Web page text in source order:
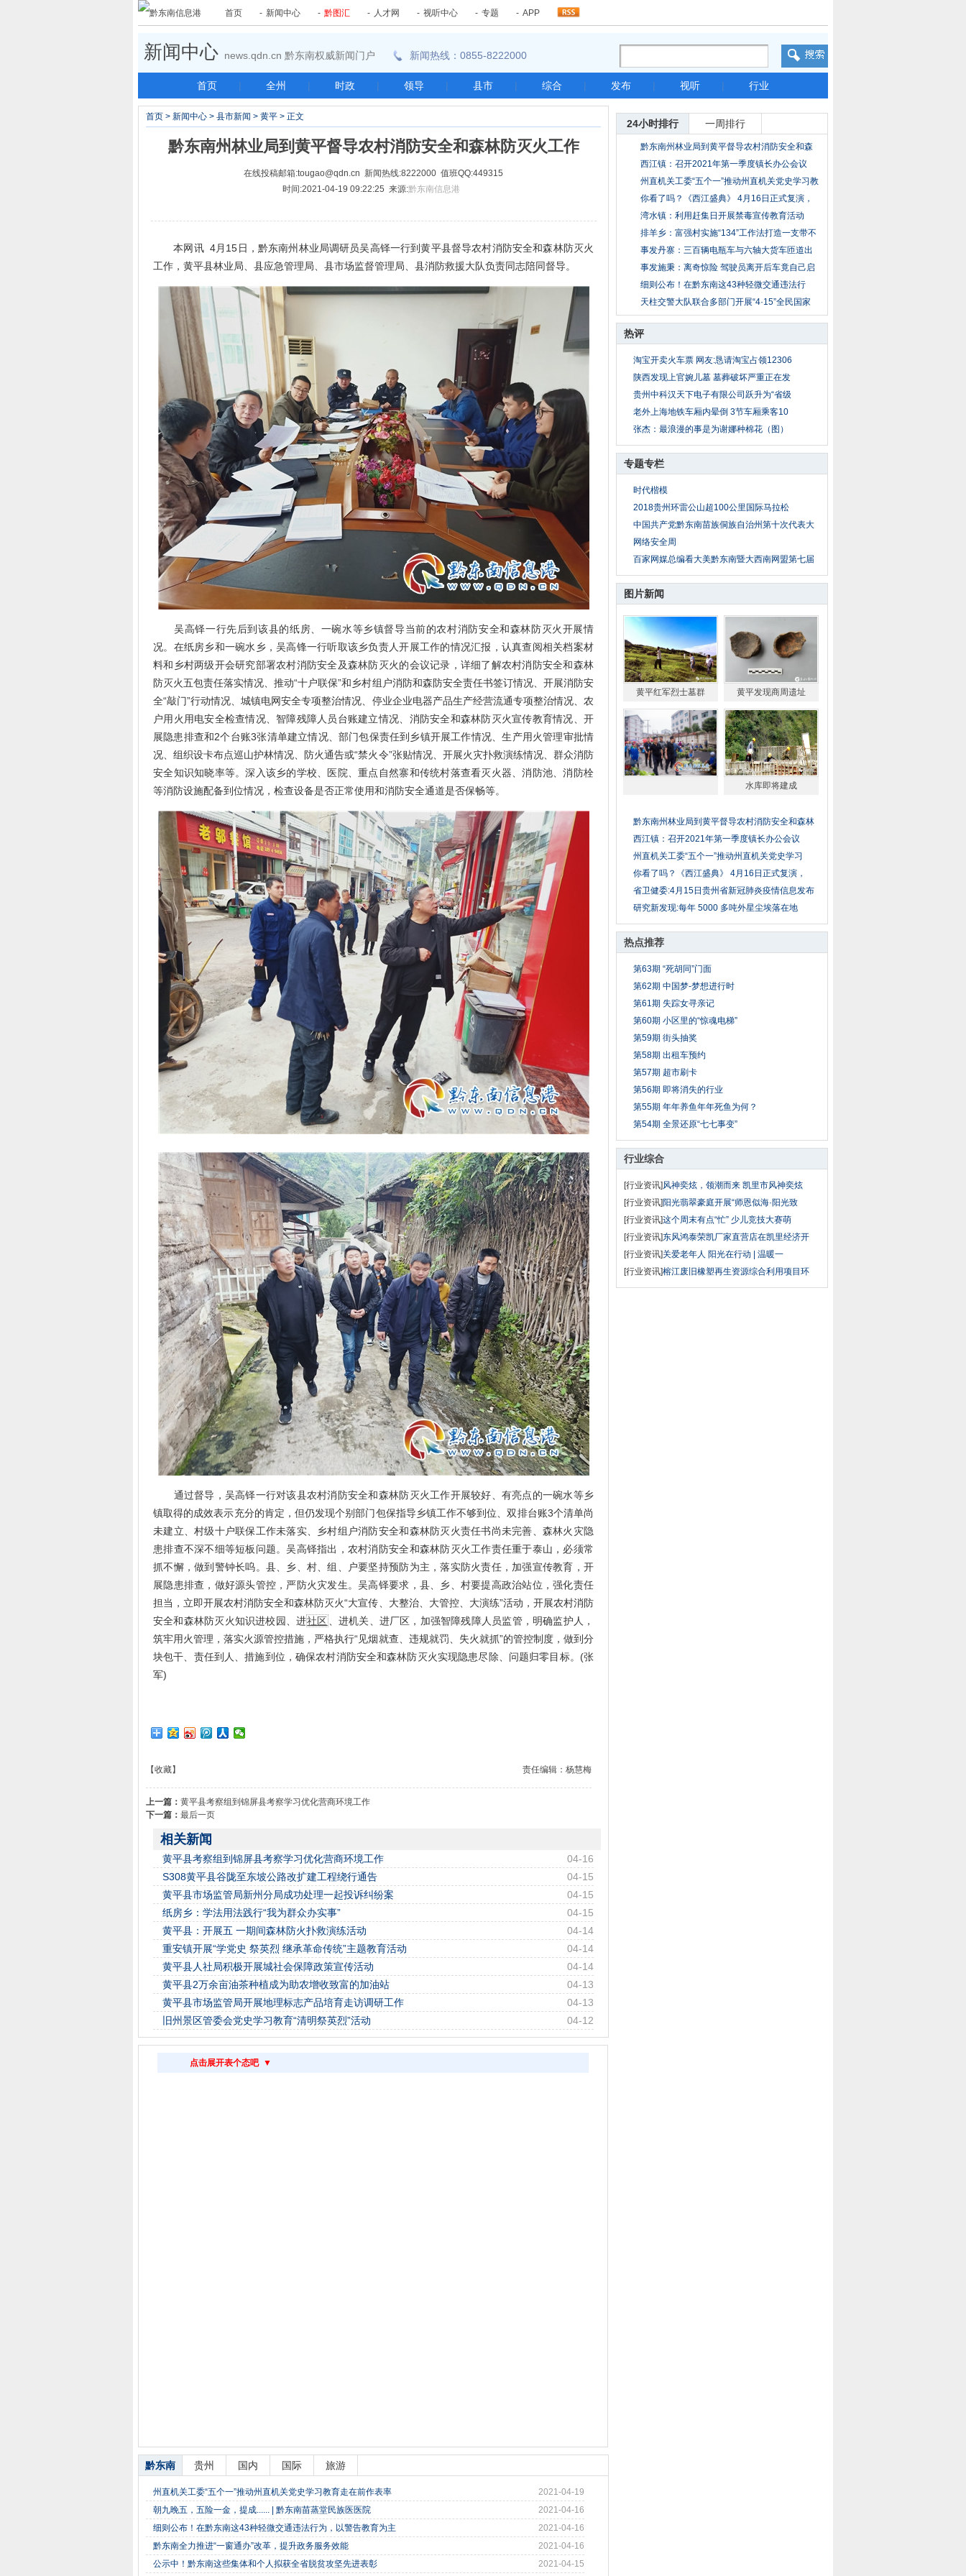
首页 - 新闻中心 - 黔图汇 - 人才网 - 视听中心 - 专题 - APP
新闻中心 news.qdn.cn 黔东南权威新闻门户 新闻热线：0855-8222000
首页 | 全州 | 时政 | 领导 | 县市 | 综合 | 发布 | 视听 | 行业
24小时排行 一周排行
黔东南州林业局到黄平督导农村消防安全和森
林防
西江镇：召开2021年第一季度镇长办公会议
州直机关工委“五个一”推动州直机关党史学习教
你看了吗？《西江盛典》 4月16日正式复演，
现
湾水镇：利用赶集日开展禁毒宣传教育活动
排羊乡：富强村实施“134”工作法打造一支带不
事发丹寨：三百辆电瓶车与六轴大货车匝道出
事故
事发施秉：离奇惊险 驾驶员离开后车竟自己启
动
细则公布！在黔东南这43种轻微交通违法行
为，以
天柱交警大队联合多部门开展“4·15”全民国家
热评
淘宝开卖火车票 网友:恳请淘宝占领12306
陕西发现上官婉儿墓 墓葬破坏严重正在发
贵州中科汉天下电子有限公司跃升为“省级
老外上海地铁车厢内晕倒 3节车厢乘客10
张杰：最浪漫的事是为谢娜种棉花（图）
专题专栏
时代楷模
2018贵州环雷公山超100公里国际马拉松
中国共产党黔东南苗族侗族自治州第十次代表大
网络安全周
百家网媒总编看大美黔东南暨大西南网盟第七届
图片新闻
黄平红军烈士墓群 黄平发现商周遗址
水库即将建成
黔东南州林业局到黄平督导农村消防安全和森林
西江镇：召开2021年第一季度镇长办公会议
州直机关工委“五个一”推动州直机关党史学习
你看了吗？《西江盛典》 4月16日正式复演，
省卫健委:4月15日贵州省新冠肺炎疫情信息发布
研究新发现:每年 5000 多吨外星尘埃落在地
热点推荐
第63期 “死胡同”门面
第62期 中国梦-梦想进行时
第61期 失踪女寻亲记
第60期 小区里的“惊魂电梯”
第59期 街头抽奖
第58期 出租车预约
第57期 超市刷卡
第56期 即将消失的行业
第55期 年年养鱼年年死鱼为何？
第54期 全景还原“七七事变”
行业综合
[行业资讯]风神奕炫，领潮而来 凯里市风神奕炫
[行业资讯]阳光翡翠豪庭开展“师恩似海·阳光致
[行业资讯]这个周末有点“忙” 少儿竞技大赛萌
[行业资讯]东风鸿泰荣凯厂家直营店在凯里经济开
[行业资讯]关爱老年人 阳光在行动 | 温暖一
[行业资讯]榕江废旧橡塑再生资源综合利用项目环
首页 > 新闻中心 > 县市新闻 > 黄平 > 正文
黔东南州林业局到黄平督导农村消防安全和森林防灭火工作
在线投稿邮箱:tougao@qdn.cn 新闻热线:8222000 值班QQ:449315
时间:2021-04-19 09:22:25 来源:黔东南信息港
本网讯 4月15日，黔东南州林业局调研员吴高铎一行到黄平县督导农村消防安全和森林防灭火
工作，黄平县林业局、县应急管理局、县市场监督管理局、县消防救援大队负责同志陪同督导。
吴高铎一行先后到该县的纸房、一碗水等乡镇督导当前的农村消防安全和森林防灭火开展情
况。在纸房乡和一碗水乡，吴高锋一行听取该乡负责人开展工作的情况汇报，认真查阅相关档案材
料和乡村两级开会研究部署农村消防安全及森林防灭火的会议记录，详细了解农村消防安全和森林
防灭火五包责任落实情况、推动“十户联保”和乡村组户消防和森防安全责任书签订情况、开展消防安
全“敲门”行动情况、城镇电网安全专项整治情况、停业企业电器产品生产经营流通专项整治情况、农
户用火用电安全检查情况、智障残障人员台账建立情况、消防安全和森林防灭火宣传教育情况、开
展隐患排查和2个台账3张清单建立情况、部门包保责任到乡镇开展工作情况、生产用火管理审批情
况、组织设卡布点巡山护林情况、防火通告或“禁火令”张贴情况、开展火灾扑救演练情况、群众消防
安全知识知晓率等。深入该乡的学校、医院、重点自然寨和传统村落查看灭火器、消防池、消防栓
等消防设施配备到位情况，检查设备是否正常使用和消防安全通道是否保畅等。
通过督导，吴高铎一行对该县农村消防安全和森林防灭火工作开展较好、有亮点的一碗水等乡
镇取得的成效表示充分的肯定，但仍发现个别部门包保指导乡镇工作不够到位、双排台账3个清单尚
未建立、村级十户联保工作未落实、乡村组户消防安全和森林防灭火责任书尚未完善、森林火灾隐
患排查不深不细等短板问题。吴高铎指出，农村消防安全和森林防灭火工作责任重于泰山，必须常
抓不懈，做到警钟长呜。县、乡、村、组、户要坚持预防为主，落实防火责任，加强宣传教育，开
展隐患排查，做好源头管控，严防火灾发生。吴高铎要求，县、乡、村要提高政治站位，强化责任
担当，立即开展农村消防安全和森林防灭火“大宣传、大整治、大管控、大演练”活动，开展农村消防
安全和森林防灭火知识进校园、进社区、进机关、进厂区，加强智障残障人员监管，明确监护人，
筑牢用火管理，落实火源管控措施，严格执行“见烟就查、违规就罚、失火就抓”的管控制度，做到分
块包干、责任到人、措施到位，确保农村消防安全和森林防灭火实现隐患尽除、问题归零目标。(张
军)
责任编辑：杨慧梅
【收藏】
上一篇： 黄平县考察组到锦屏县考察学习优化营商环境工作
下一篇： 最后一页
相关新闻
04-16
黄平县考察组到锦屏县考察学习优化营商环境工作
04-15
S308黄平县谷陇至东坡公路改扩建工程绕行通告
04-15
黄平县市场监管局新州分局成功处理一起投诉纠纷案
04-15
纸房乡：学法用法践行“我为群众办实事”
04-14
黄平县：开展五 一期间森林防火扑救演练活动
04-14
重安镇开展“学党史 祭英烈 继承革命传统”主题教育活动
04-14
黄平县人社局积极开展城社会保障政策宣传活动
04-13
黄平县2万余亩油茶种植成为助农增收致富的加油站
04-13
黄平县市场监管局开展地理标志产品培育走访调研工作
04-12
旧州景区管委会党史学习教育“清明祭英烈”活动
点击展开表个态吧 ▼
黔东南 贵州 国内 国际 旅游
2021-04-19
州直机关工委“五个一”推动州直机关党史学习教育走在前作表率
2021-04-16
朝九晚五，五险一金，提成...... | 黔东南苗蒸堂民族医医院
2021-04-16
细则公布！在黔东南这43种轻微交通违法行为，以警告教育为主
2021-04-16
黔东南全力推进“一窗通办”改革，提升政务服务效能
2021-04-15
公示中！黔东南这些集体和个人拟获全省脱贫攻坚先进表彰